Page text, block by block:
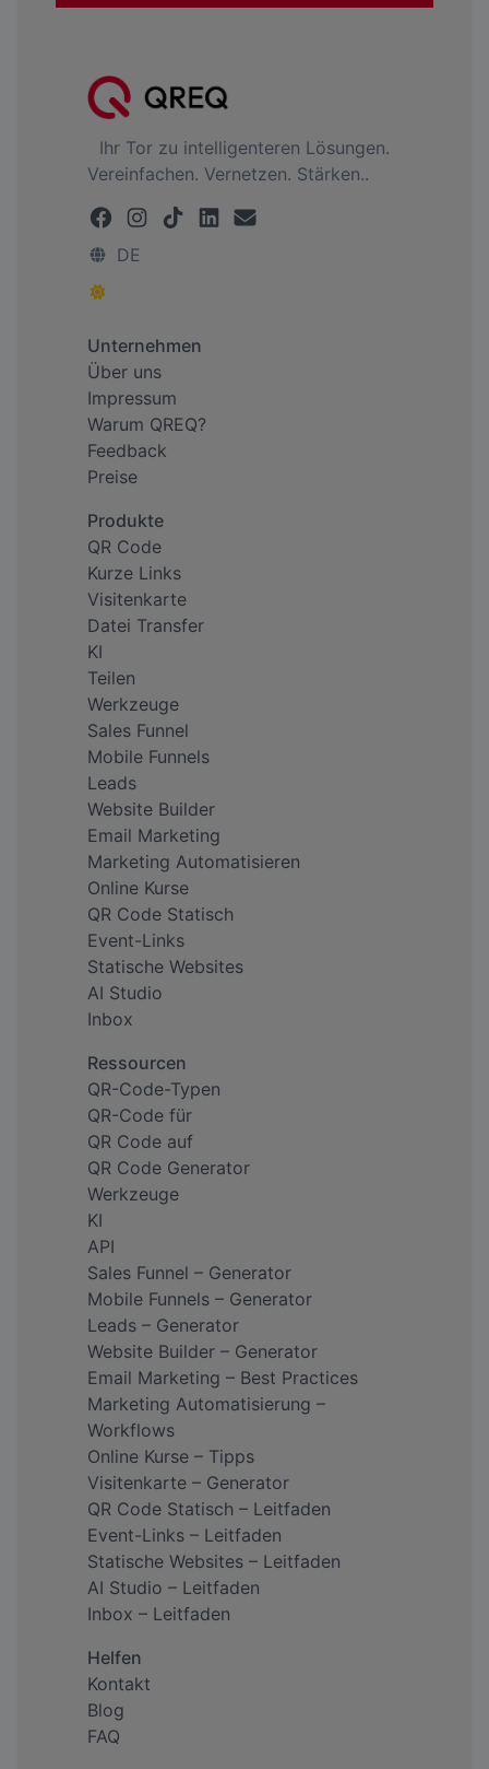
Ihr Tor zu intelligenteren Lösungen.
Vereinfachen. Vernetzen. Stärken..
DE
Unternehmen
Über uns
Impressum
Warum QREQ?
Feedback
Preise
Produkte
QR Code
Kurze Links
Visitenkarte
Datei Transfer
KI
Teilen
Werkzeuge
Sales Funnel
Mobile Funnels
Leads
Website Builder
Email Marketing
Marketing Automatisieren
Online Kurse
QR Code Statisch
Event-Links
Statische Websites
AI Studio
Inbox
Ressourcen
QR-Code-Typen
QR-Code für
QR Code auf
QR Code Generator
Werkzeuge
KI
API
Sales Funnel – Generator
Mobile Funnels – Generator
Leads – Generator
Website Builder – Generator
Email Marketing – Best Practices
Marketing Automatisierung –
Workflows
Online Kurse – Tipps
Visitenkarte – Generator
QR Code Statisch – Leitfaden
Event-Links – Leitfaden
Statische Websites – Leitfaden
AI Studio – Leitfaden
Inbox – Leitfaden
Helfen
Kontakt
Blog
FAQ